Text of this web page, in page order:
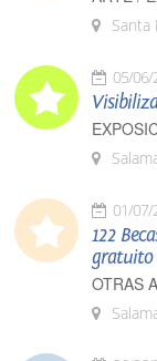
Santa
05/06/
01/07/
122
gratuito
OTRAS